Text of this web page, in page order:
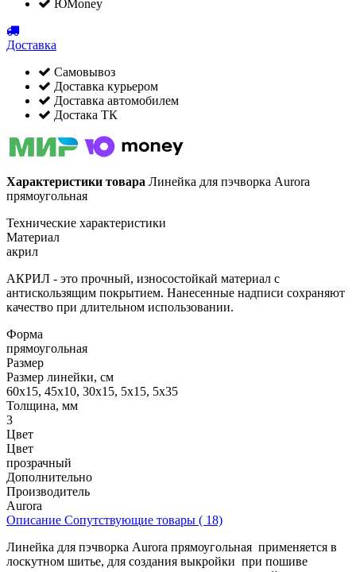
ЮMoney
Доставка
Самовывоз
Доставка курьером
Доставка автомобилем
Достака ТК
Характеристики товара Линейка для пэчворка Aurora
прямоугольная
Технические характеристики
Материал
акрил
АКРИЛ - это прочный, износостойкай материал с
антискользящим покрытием. Нанесенные надписи сохраняют
качество при длительном использовании.
Форма
прямоугольная
Размер
Размер линейки, см
60х15, 45х10, 30х15, 5х15, 5х35
Толщина, мм
3
Цвет
Цвет
прозрачный
Дополнительно
Производитель
Aurora
Описание Сопутствующие товары ( 18)
Линейка для пэчворка Aurora прямоугольная применяется в
лоскутном шитье, для создания выкройки при пошиве